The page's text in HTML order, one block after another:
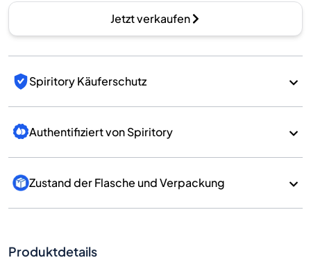
Jetzt verkaufen
Spiritory Käuferschutz
Authentifiziert von Spiritory
Zustand der Flasche und Verpackung
Produktdetails